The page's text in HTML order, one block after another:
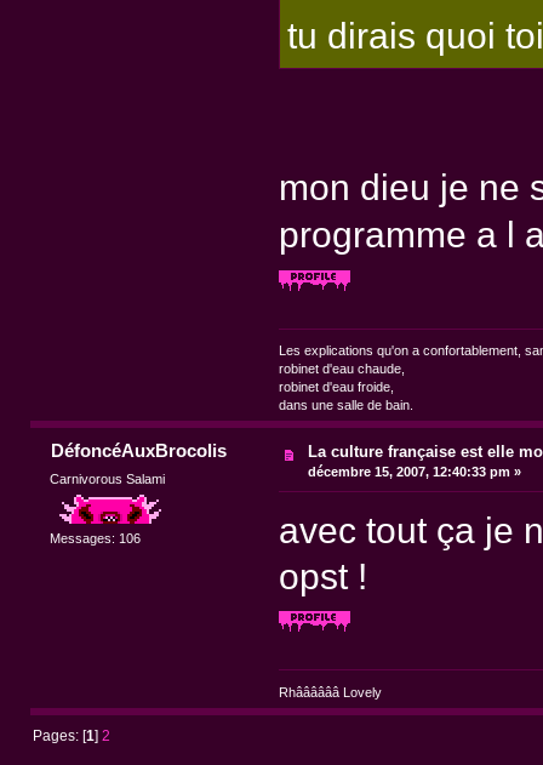
tu dirais quoi
mon dieu je ne
programme a l
Les explications qu'on a confortablement,
robinet d'eau chaude,
robinet d'eau froide,
dans une salle de bain.
DéfoncéAuxBrocolis
Carnivorous Salami
Messages: 106
La culture française est elle
décembre 15, 2007, 12:40:33 pm »
avec tout ça je
opst !
Rhââââââ Lovely
Pages: [1]2